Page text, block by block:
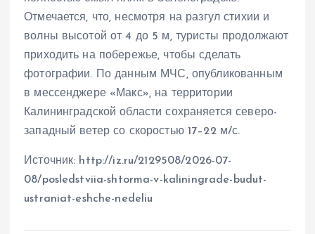
Отмечается, что, несмотря на разгул стихии и
волны высотой от 4 до 5 м, туристы продолжают
приходить на побережье, чтобы сделать
фотографии. По данным МЧС, опубликованным
в мессенджере «Макс», на территории
Калининградской области сохраняется северо-
западный ветер со скоростью 17–22 м/с.
Источник: http://iz.ru/2129508/2026-07-
08/posledstviia-shtorma-v-kaliningrade-budut-
ustraniat-eshche-nedeliu